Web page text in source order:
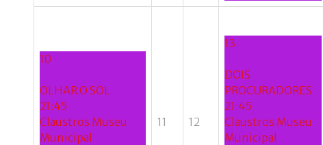
10
OLHAR O SOL
21:45
Claustros Museu
Municipal
11 12
13
DOIS
PROCURADORES
21:45
Claustros Museu
Municipal
Facebook
Google
+